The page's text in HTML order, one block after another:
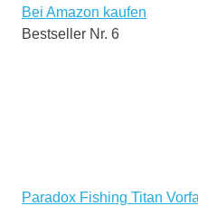
Bei Amazon kaufen
Bestseller Nr. 6
Paradox Fishing Titan